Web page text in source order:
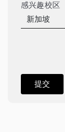
感兴趣校区